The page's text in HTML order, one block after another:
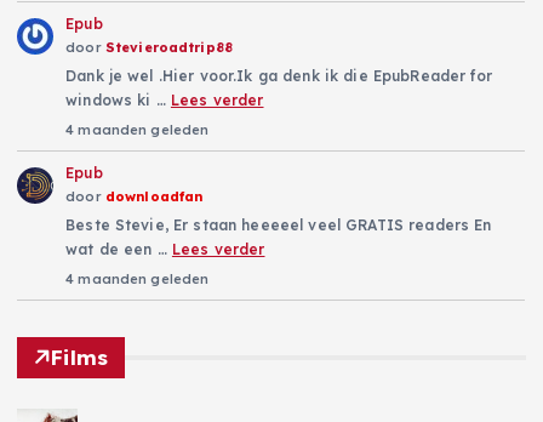
g
Epub
door Stevieroadtrip88
Dank je wel .Hier voor.Ik ga denk ik die EpubReader for
windows ki … Lees verder
4 maanden geleden
Epub
door downloadfan
Beste Stevie, Er staan heeeeel veel GRATIS readers En
wat de een … Lees verder
4 maanden geleden
Films